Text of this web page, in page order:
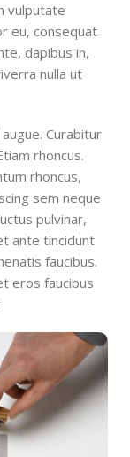
vulputate
eu, consequat
dapibus in,
nulla ut
Curabitur
rhoncus.
rhoncus,
sem neque
pulvinar,
ante tincidunt
faucibus.
eros faucibus